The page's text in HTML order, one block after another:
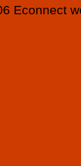
Econnect